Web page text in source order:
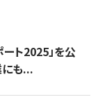
ト2025」を公
も...